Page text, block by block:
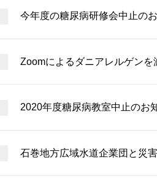
今年度の糖尿病研修会中止の
Zoomによるダニアレルゲンを
2020年度糖尿病教室中止のお
石巻地方広域水道企業団と災